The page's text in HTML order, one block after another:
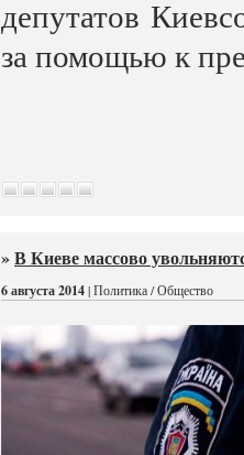
депутатов
за помощью к
»В Киеве массово
6 августа 2014| Политика / Общество